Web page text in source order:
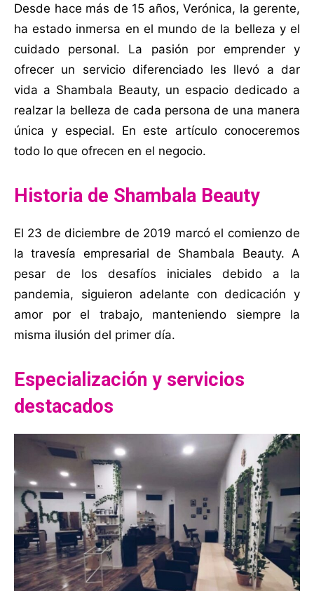
Desde hace más de 15 años, Verónica, la gerente,
ha estado inmersa en el mundo de la belleza y el
cuidado personal. La pasión por emprender y
ofrecer un servicio diferenciado les llevó a dar
vida a Shambala Beauty, un espacio dedicado a
realzar la belleza de cada persona de una manera
única y especial. En este artículo conoceremos
todo lo que ofrecen en el negocio.
Historia de Shambala Beauty
El 23 de diciembre de 2019 marcó el comienzo de
la travesía empresarial de Shambala Beauty. A
pesar de los desafíos iniciales debido a la
pandemia, siguieron adelante con dedicación y
amor por el trabajo, manteniendo siempre la
misma ilusión del primer día.
Especialización y servicios
destacados